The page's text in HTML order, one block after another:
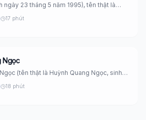
ngày 23 tháng 5 năm 1995), tên thật là
17 phút
Ngọc
(tên thật là Huỳnh Quang Ngọc, sinh
18 phút